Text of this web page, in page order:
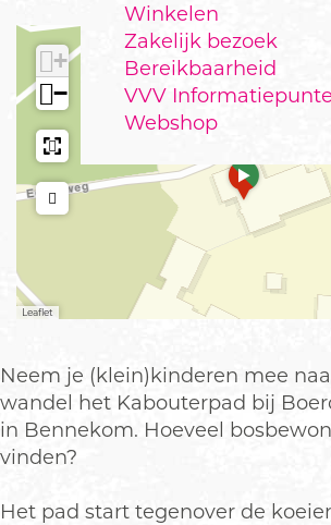
Winkelen
Zakelijk bezoek
Bereikbaarheid
VVV
Webshop
a
d
s
+
−
Leaflet
Neem je (klein)kinderen mee
wandel het Kabouterpad bij
in Bennekom. Hoeveel
vinden?
Het pad start tegenover de